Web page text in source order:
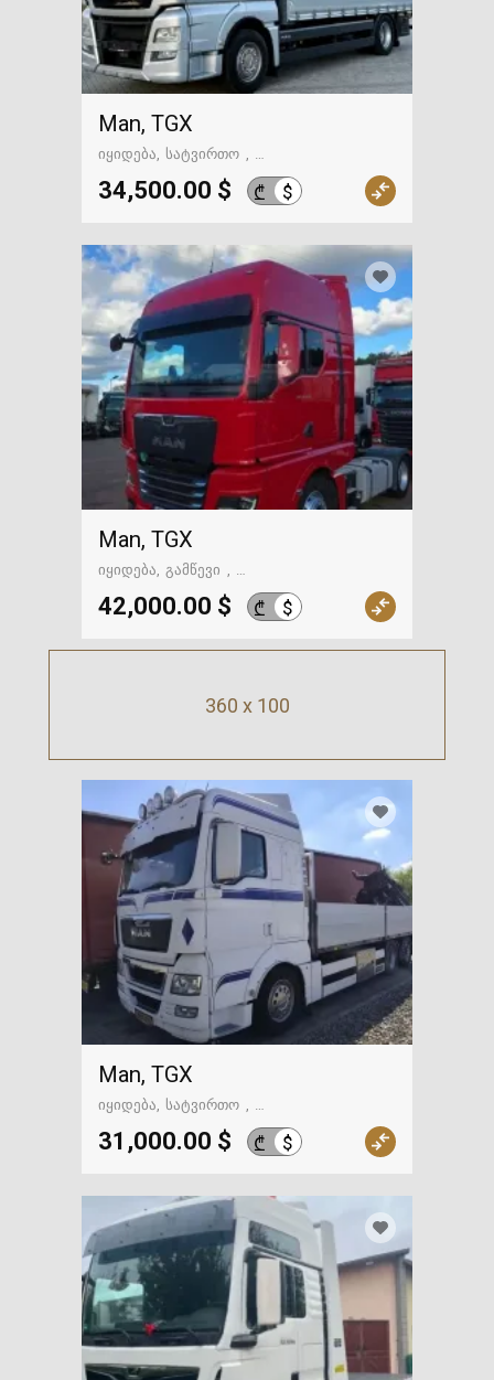
Man, TGX
იყიდება
სატვირთო
გზაში. საქართველოსკენ
34,500.00 $ ₾ $
Man, TGX
იყიდება გამწევი
გზაში. საქართველოსკენ
42,000.00 $ ₾ $
360 x 100
Man, TGX
იყიდება
სატვირთო
გზაში. საქართველოსკენ
31,000.00 $ ₾ $